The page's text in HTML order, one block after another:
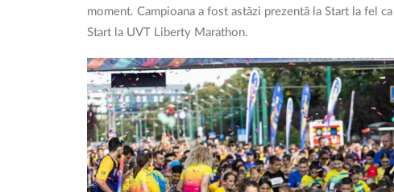
moment. Campioana a fost astăzi prezentă la Start la fel
Start la UVT Liberty Marathon.